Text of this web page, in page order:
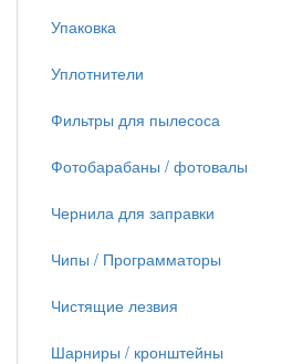
Упаковка
Уплотнители
Фильтры для пылесоса
Фотобарабаны / фотовалы
Чернила для заправки
Чипы / Программаторы
Чистящие лезвия
Шарниры / кронштейны